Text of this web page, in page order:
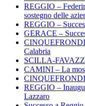
REGGIO –
sostegno delle
REGGIO –
GERACE –
Calabria
SCILLA-
CAMINI – La
CINQUEFRONDI
REGGIO –
Lazzaro